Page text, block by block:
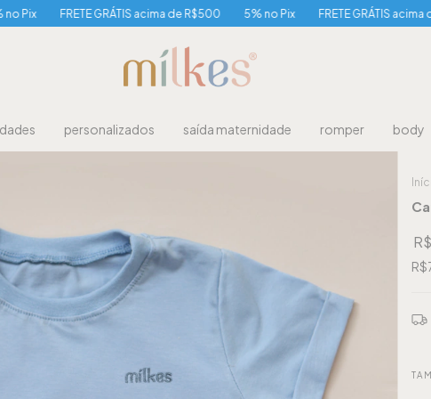
FRETE GRÁTIS acima de R$500 5% no Pix FRETE GRÁTIS acima de
personalizados saída maternidade romper body